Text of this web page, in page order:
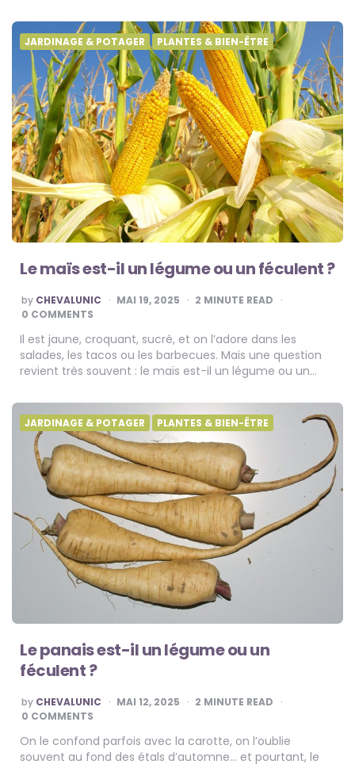
JARDINAGE & POTAGER PLANTES & BIEN-ÊTRE
Le maïs est-il un légume ou un féculent ?
POSTED
BY
by CHEVALUNIC MAI 19, 2025 2 MINUTE READ
0 COMMENTS
Il est jaune, croquant, sucré, et on l’adore dans les
salades, les tacos ou les barbecues. Mais une question
revient très souvent : le maïs est-il un légume ou un…
JARDINAGE & POTAGER PLANTES & BIEN-ÊTRE
Le panais est-il un légume ou un
féculent ?
POSTED
BY
by CHEVALUNIC MAI 12, 2025 2 MINUTE READ
0 COMMENTS
On le confond parfois avec la carotte, on l’oublie
souvent au fond des étals d’automne… et pourtant, le